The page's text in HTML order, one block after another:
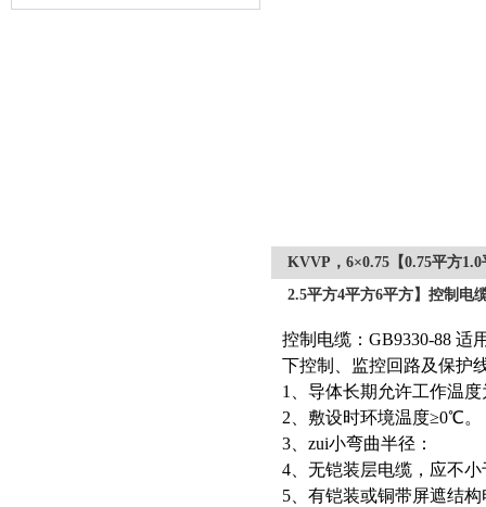
KVVP，6×0.75【0.75平方
2.5平方4平方6平方】控制电
控制电缆：GB9330-88
下控制、监控回路及保护
1、导体长期允许工作温
2、敷设时环境温度≥0℃。
3、zui小弯曲半径：
4、无铠装层电缆，应不
5、有铠装或铜带屏遮结